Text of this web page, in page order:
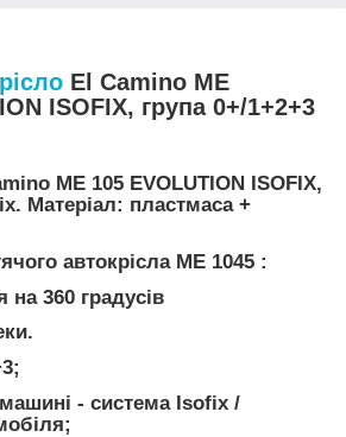
El Camino ME
ISOFIX, група 0+/1+2+3
ME 105 EVOLUTION ISOFIX,
Матеріал: пластмаса +
автокрісла ME 1045 :
на 360 градусів
- система Isofix /